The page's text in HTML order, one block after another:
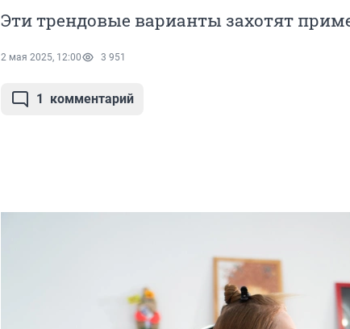
Эти трендовые варианты захотят
2 мая 2025, 12:00 3 951
1 комментарий